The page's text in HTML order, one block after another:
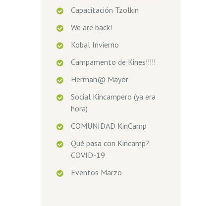
Capacitación Tzolkin
We are back!
Kobal Invierno
Campamento de Kines!!!!!
Herman@ Mayor
Social Kincampero (ya era
hora)
COMUNIDAD KinCamp
Qué pasa con Kincamp?
COVID-19
Eventos Marzo